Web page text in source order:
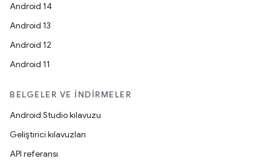
Android 14
Android 13
Android 12
Android 11
BELGELER VE İNDIRMELER
Android Studio kılavuzu
Geliştirici kılavuzları
API referansı